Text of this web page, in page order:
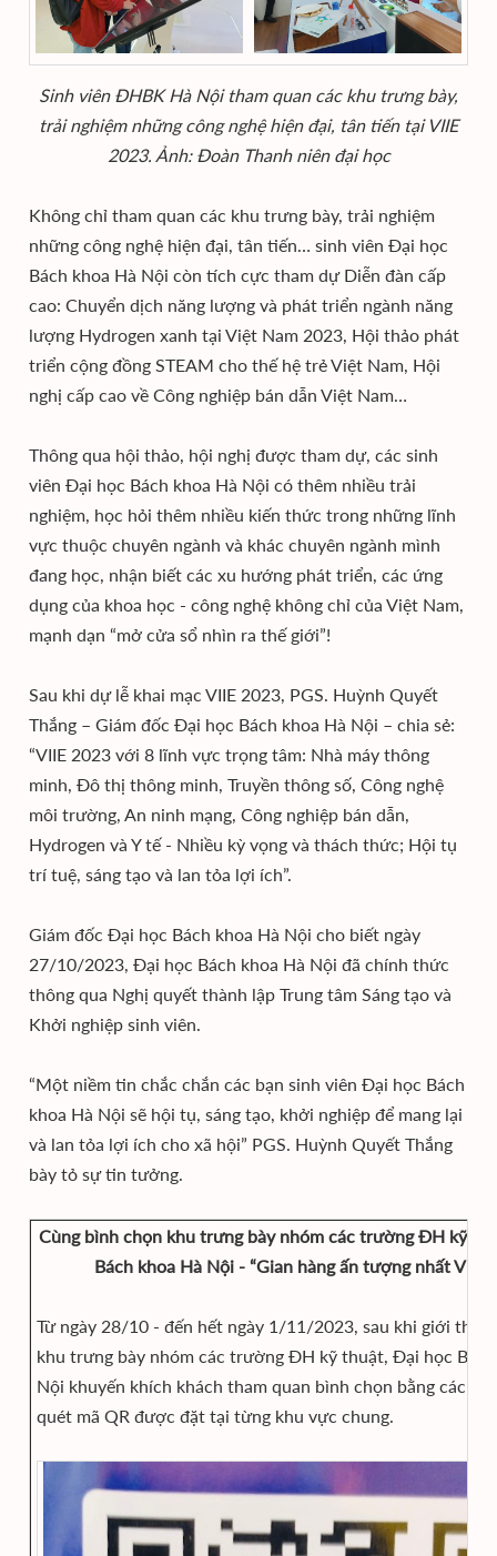
Sinh viên ĐHBK Hà Nội tham quan các khu trưng bày,
trải nghiệm những công nghệ hiện đại, tân tiến tại VIIE
2023. Ảnh: Đoàn Thanh niên đại học
Không chỉ tham quan các khu trưng bày, trải nghiệm
những công nghệ hiện đại, tân tiến… sinh viên Đại học
Bách khoa Hà Nội còn tích cực tham dự Diễn đàn cấp
cao: Chuyển dịch năng lượng và phát triển ngành năng
lượng Hydrogen xanh tại Việt Nam 2023, Hội thảo phát
triển cộng đồng STEAM cho thế hệ trẻ Việt Nam, Hội
nghị cấp cao về Công nghiệp bán dẫn Việt Nam…
Thông qua hội thảo, hội nghị được tham dự, các sinh
viên Đại học Bách khoa Hà Nội có thêm nhiều trải
nghiệm, học hỏi thêm nhiều kiến thức trong những lĩnh
vực thuộc chuyên ngành và khác chuyên ngành mình
đang học, nhận biết các xu hướng phát triển, các ứng
dụng của khoa học - công nghệ không chỉ của Việt Nam,
mạnh dạn “mở cửa sổ nhìn ra thế giới”!
Sau khi dự lễ khai mạc VIIE 2023, PGS. Huỳnh Quyết
Thắng – Giám đốc Đại học Bách khoa Hà Nội – chia sẻ:
“VIIE 2023 với 8 lĩnh vực trọng tâm: Nhà máy thông
minh, Đô thị thông minh, Truyền thông số, Công nghệ
môi trường, An ninh mạng, Công nghiệp bán dẫn,
Hydrogen và Y tế - Nhiều kỳ vọng và thách thức; Hội tụ
trí tuệ, sáng tạo và lan tỏa lợi ích”.
Giám đốc Đại học Bách khoa Hà Nội cho biết ngày
27/10/2023, Đại học Bách khoa Hà Nội đã chính thức
thông qua Nghị quyết thành lập Trung tâm Sáng tạo và
Khởi nghiệp sinh viên.
“Một niềm tin chắc chắn các bạn sinh viên Đại học Bách
khoa Hà Nội sẽ hội tụ, sáng tạo, khởi nghiệp để mang lại
và lan tỏa lợi ích cho xã hội” PGS. Huỳnh Quyết Thắng
bày tỏ sự tin tưởng.
Cùng bình chọn khu trưng bày nhóm các trường ĐH kỹ
Bách khoa Hà Nội - “Gian hàng ấn tượng nhất VIIE
Từ ngày 28/10 - đến hết ngày 1/11/2023, sau khi giới thiệu
khu trưng bày nhóm các trường ĐH kỹ thuật, Đại học
Nội khuyến khích khách tham quan bình chọn bằng cách
quét mã QR được đặt tại từng khu vực chung.